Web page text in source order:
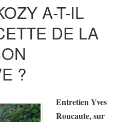
A-T-IL
DE LA
?
Entretien Yves
Roucaute, sur